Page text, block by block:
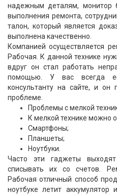
надежным деталям, монитор
выполнения ремонта,
талон, который является
выполнена качественно.
Компанией осуществляется
Рабочая. К данной технике
вдруг он стал работать
помощью. У вас всегда
консультанту на сайте, и он
проблеме.
Проблемы с мелкой
К мелкой технике можно
Смартфоны;
Планшеты;
Ноутбуки.
Часто эти гаджеты
списывать их со счетов.
Рабочая отличный способ
ноутбуке летит